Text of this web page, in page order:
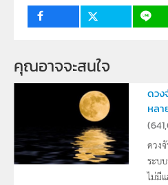
กลุ่มเป้าหมาย
คุณอาจจะสนใจ
ดวง
หล
(
ดวง
ระบ
ไม่มี